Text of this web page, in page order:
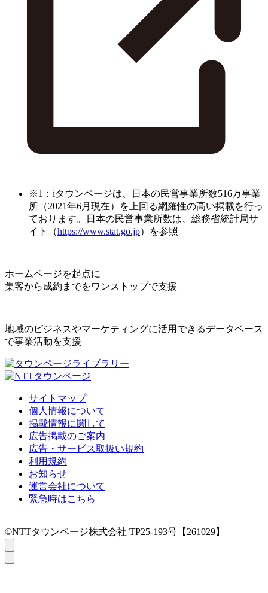
※1：iタウンページは、日本の民営事業所数516万事業
所（2021年6月現在）を上回る網羅性の高い掲載を行っ
ております。日本の民営事業所数は、総務省統計局サ
イト（https://www.stat.go.jp）を参照
ホームページを起点に
集客から成約までをワンストップで支援
地域のビジネスやマーケティングに活用できるデータベース
で事業活動を支援
サイトマップ
個人情報について
掲載情報に関して
広告掲載のご案内
広告・サービス取扱い規約
利用規約
お知らせ
運営会社について
緊急時はこちら
©NTTタウンページ株式会社 TP25-193号【261029】